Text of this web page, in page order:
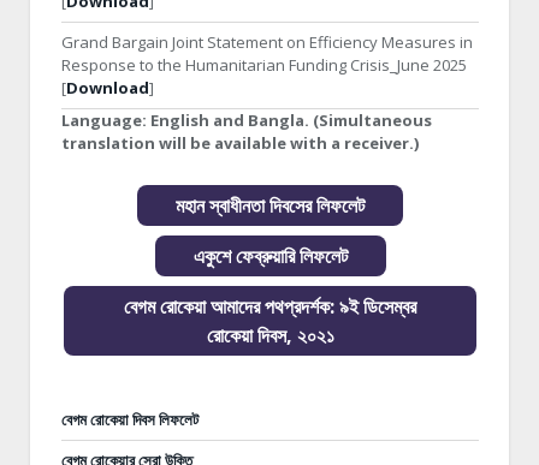
Grand Bargain Joint Statement on Efficiency Measures in
Response to the Humanitarian Funding Crisis_June 2025
[Download]
Language: English and Bangla. (Simultaneous
translation will be available with a receiver.)
মহান স্বাধীনতা দিবসের লিফলেট
একুশে ফেব্রুয়ারি লিফলেট
বেগম রোকেয়া আমাদের পথপ্রদর্শক: ৯ই ডিসেম্বর
রোকেয়া দিবস, ২০২১
বেগম রোকেয়া দিবস লিফলেট
বেগম রোকেয়ার সেরা উক্তি